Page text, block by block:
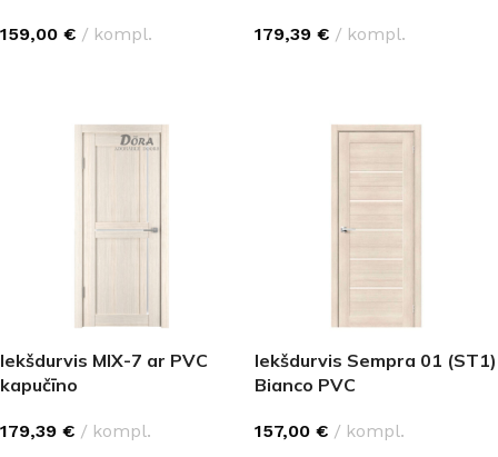
159,00 € kompl. 179,39 € kompl.
Iekšdurvis MIX-7 ar PVC
kapučīno
179,39 € kompl.
Iekšdurvis Sempra 01 (ST1)
Bianco PVC
157,00 € kompl.